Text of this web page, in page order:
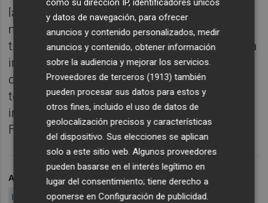
las prendas que encargó en Milano, y ha
matizado que éste "nunca" compró ningún
tipo de traje en Forever Young. Asimismo, ha
insistido en que su representado, como
diputado, "nunca estuvo en condiciones de
tomar decisiones con las que favorecer los
intereses de Orange ni de Pérez ni de
Francisco Correa o Pablo Crespo".
ARCHIVADO EN GÜRTEL TRAJES
MILANO
FOREVER YOUNG
CLIMENT CAMPS COSTA
BIGOTES
como su dirección IP, identificadores únicos
y datos de navegación, para ofrecer
anuncios y contenido personalizados, medir
anuncios y contenido, obtener información
sobre la audiencia y mejorar los servicios.
Proveedores de terceros (1913) también
pueden procesar sus datos para estos y
otros fines, incluido el uso de datos de
geolocalización precisos y características
del dispositivo. Sus elecciones se aplican
solo a este sitio web. Algunos proveedores
pueden basarse en el interés legítimo en
lugar del consentimiento; tiene derecho a
oponerse enConfiguración de publicidad.